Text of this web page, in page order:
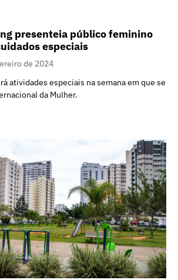
presenteia público feminino
especiais
de 2024
atividades especiais na semana em que se
da Mulher.